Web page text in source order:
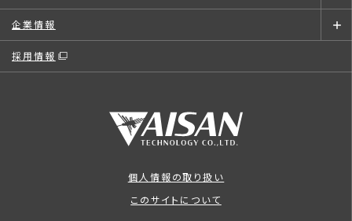
企業情報
採用情報
個人情報の取り扱い
このサイトについて